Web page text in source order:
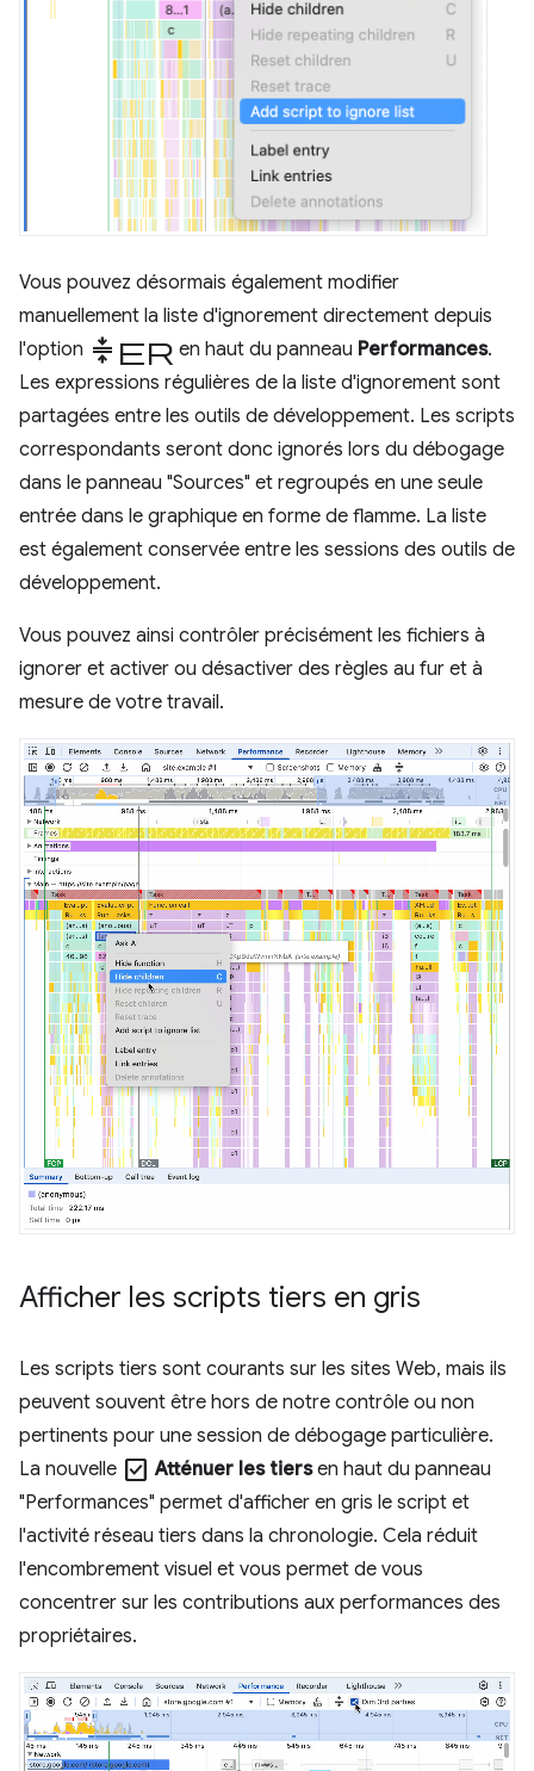
Vous pouvez désormais également modifier
manuellement la liste d'ignorement directement depuis
l'option Compresser en haut du panneau Performances.
Les expressions régulières de la liste d'ignorement sont
partagées entre les outils de développement. Les scripts
correspondants seront donc ignorés lors du débogage
dans le panneau "Sources" et regroupés en une seule
entrée dans le graphique en forme de flamme. La liste
est également conservée entre les sessions des outils de
développement.
Vous pouvez ainsi contrôler précisément les fichiers à
ignorer et activer ou désactiver des règles au fur et à
mesure de votre travail.
Afficher les scripts tiers en gris
Les scripts tiers sont courants sur les sites Web, mais ils
peuvent souvent être hors de notre contrôle ou non
pertinents pour une session de débogage particulière.
La nouvelle check_box Atténuer les tiersen haut du panneau
"Performances" permet d'afficher en gris le script et
l'activité réseau tiers dans la chronologie. Cela réduit
l'encombrement visuel et vous permet de vous
concentrer sur les contributions aux performances des
propriétaires.